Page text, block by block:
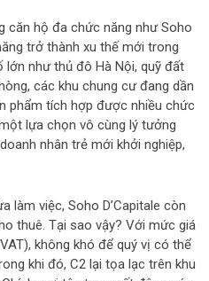
căn hộ đa chức năng như Soho
trở thành xu thế mới trong
lớn như thủ đô Hà Nội, quỹ đất
các khu chung cư đang dần
phẩm tích hợp được nhiều chức
lựa chọn vô cùng lý tưởng
nhân trẻ mới khởi nghiệp,
làm việc, Soho D’Capitale còn
thuê. Tại sao vậy? Với mức giá
không khó để quý vị có thể
khi đó, C2 lại tọa lạc trên khu